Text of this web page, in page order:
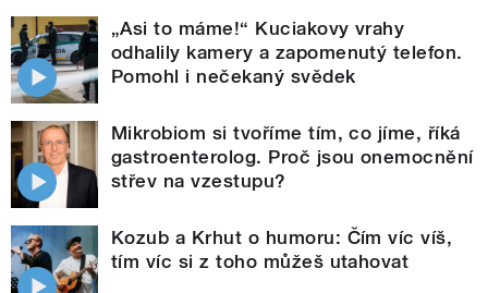
„Asi to máme!“ Kuciakovy vrahy
odhalily kamery a zapomenutý telefon.
Pomohl i nečekaný svědek
Mikrobiom si tvoříme tím, co jíme, říká
gastroenterolog. Proč jsou onemocnění
střev na vzestupu?
Kozub a Krhut o humoru: Čím víc víš,
tím víc si z toho můžeš utahovat